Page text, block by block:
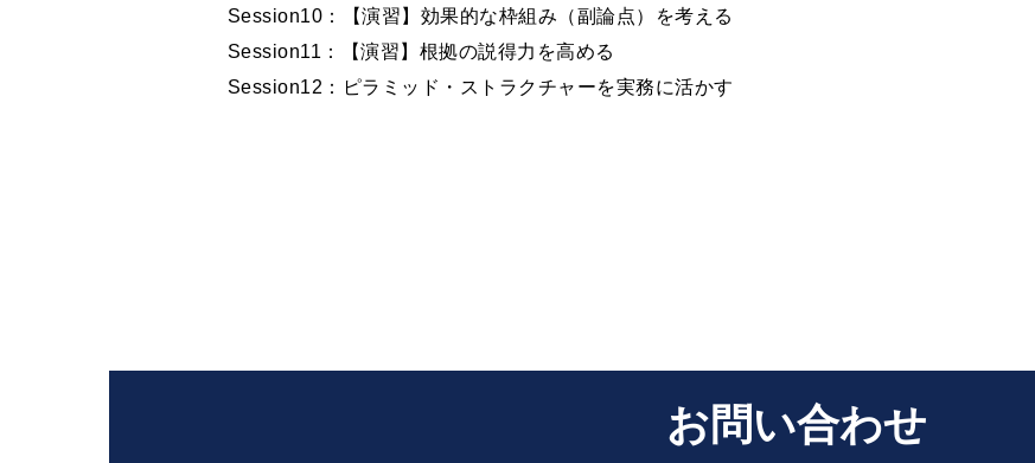
Session10：【演習】効果的な枠組み（副論点）を考える
Session11：【演習】根拠の説得力を高める
Session12：ピラミッド・ストラクチャーを実務に活かす
お問い合わせ